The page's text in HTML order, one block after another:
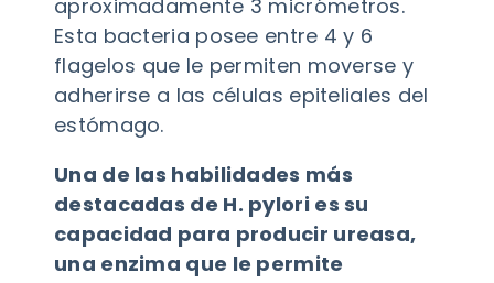
aproximadamente 3 micrómetros.
Esta bacteria posee entre 4 y 6
flagelos que le permiten moverse y
adherirse a las células epiteliales del
estómago.
Una de las habilidades más
destacadas de H. pylori es su
capacidad para producir ureasa,
una enzima que le permite